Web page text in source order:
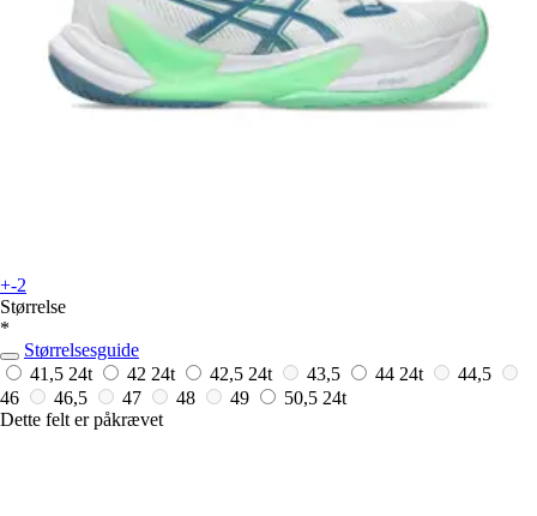
+-2
Størrelse
*
Størrelsesguide
41,5 24t 42 24t 42,5 24t 43,5 44 24t
44,5
46
46,5 47 48 49 50,5 24t
Dette felt er påkrævet